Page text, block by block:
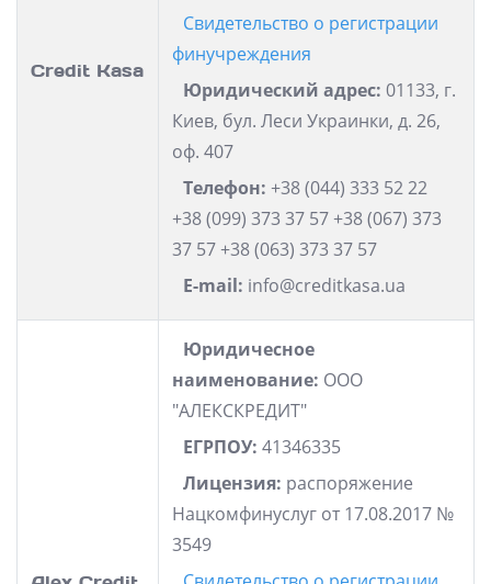
Credit Kasa
Свидетельство о регистрации
финучреждения
Юридический адрес: 01133, г.
Киев, бул. Леси Украинки, д. 26,
оф. 407
Телефон: +38 (044) 333 52 22
+38 (099) 373 37 57 +38 (067) 373
37 57 +38 (063) 373 37 57
E-mail: info@creditkasa.ua
Юридичесное
наименование: ООО
"АЛЕКСКРЕДИТ"
ЕГРПОУ: 41346335
Лицензия: распоряжение
Нацкомфинуслуг от 17.08.2017 №
3549